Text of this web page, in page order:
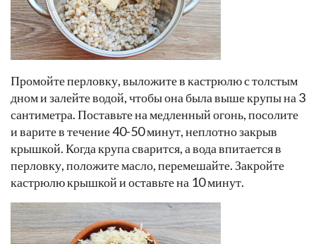
Промойте перловку, выложите в кастрюлю с толстым
дном и залейте водой, чтобы она была выше крупы на 3
сантиметра. Поставьте на медленный огонь, посолите
и варите в течение 40-50 минут, неплотно закрыв
крышкой. Когда крупа сварится, а вода впитается в
перловку, положите масло, перемешайте. Закройте
кастрюлю крышкой и оставьте на 10 минут.